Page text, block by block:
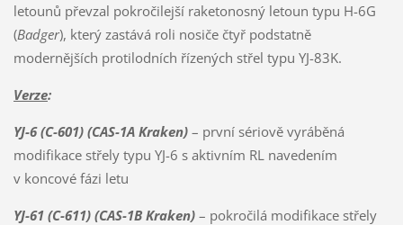
letounů převzal pokročilejší raketonosný letoun typu H-6G
(Badger), který zastává roli nosiče čtyř podstatně
modernějších protilodních řízených střel typu YJ-83K.
Verze:
YJ-6 (C-601) (CAS-1A Kraken)– první sériově vyráběná
modifikace střely typu YJ-6 s aktivním RL navedením
v koncové fázi letu
YJ-61 (C-611) (CAS-1B Kraken)– pokročilá modifikace střely